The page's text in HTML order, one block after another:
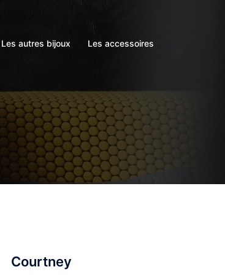
Les autres bijoux Les accessoires
Courtney